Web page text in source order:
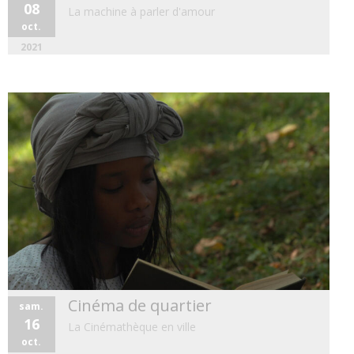
08
oct.
2021
La machine à parler d'amour
sam.
16
oct.
Cinéma de quartier
La Cinémathèque en ville